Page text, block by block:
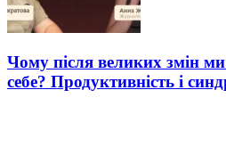
Чому після великих змін
себе? Продуктивність і